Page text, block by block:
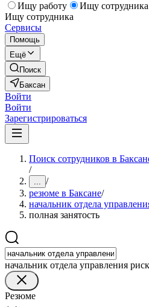
Ищу работу
Ищу сотрудника
Ищу сотрудника
Сервисы
Помощь
Ещё
Поиск
Баксан
Войти
Войти
Зарегистрироваться
Поиск сотрудников в
/
... /
резюме в Баксане/
начальник отдела
полная занятость
начальник отдела управления
Резюме